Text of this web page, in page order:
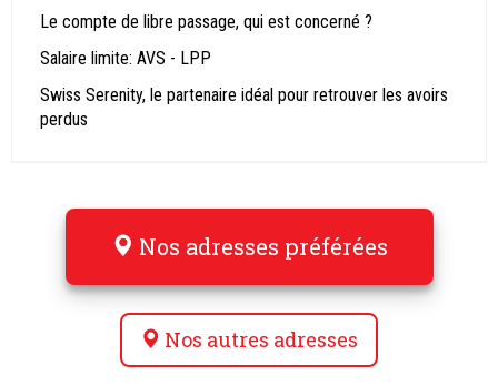
Le compte de libre passage, qui est concerné ?
Salaire limite: AVS - LPP
Swiss Serenity, le partenaire idéal pour retrouver les avoirs
perdus
Nos adresses préférées
Nos autres adresses